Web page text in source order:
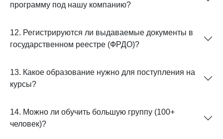
программу под нашу компанию?
12. Регистрируются ли выдаваемые документы в
государственном реестре (ФРДО)?
13. Какое образование нужно для поступления на
курсы?
14. Можно ли обучить большую группу (100+
человек)?